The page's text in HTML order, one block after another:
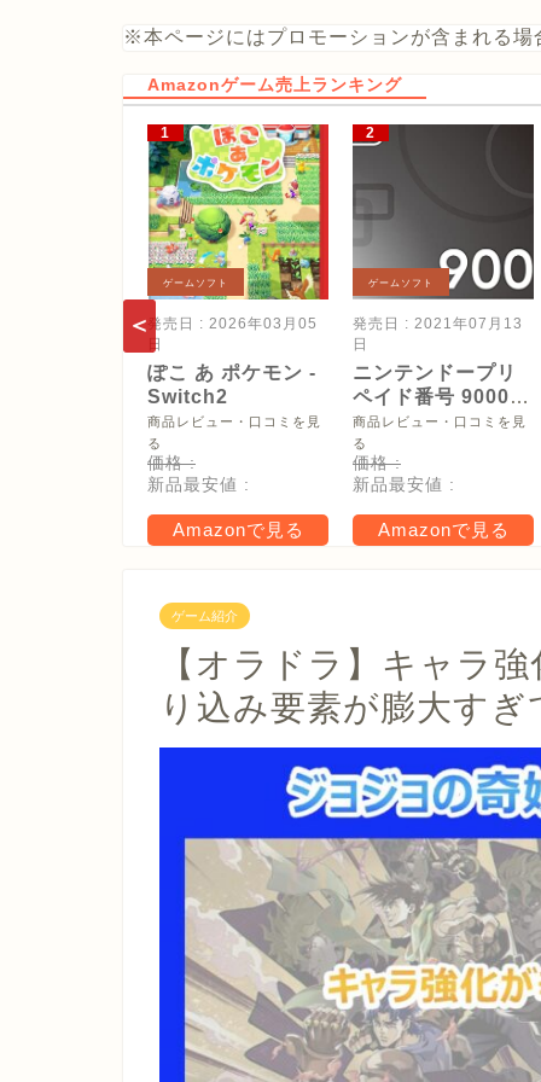
※本ページにはプロモーションが含まれる場
Amazonゲーム売上ランキング
ゲームソフト
発売日 : 2026年03月05
日
ぽこ あ ポケモン -
Switch2
商品レビュー・口コミを見
る
価格 :
新品最安値 :
Amazonで見る
ゲームソフト
発売日 : 2021年07月13
日
ニンテンドープリ
ペイド番号 9000
円|オンラインコー
ド版
商品レビュー・口コミを見
る
価格 :
新品最安値 :
Amazonで見る
ゲーム紹介
【オラドラ】キャラ
り込み要素が膨大す